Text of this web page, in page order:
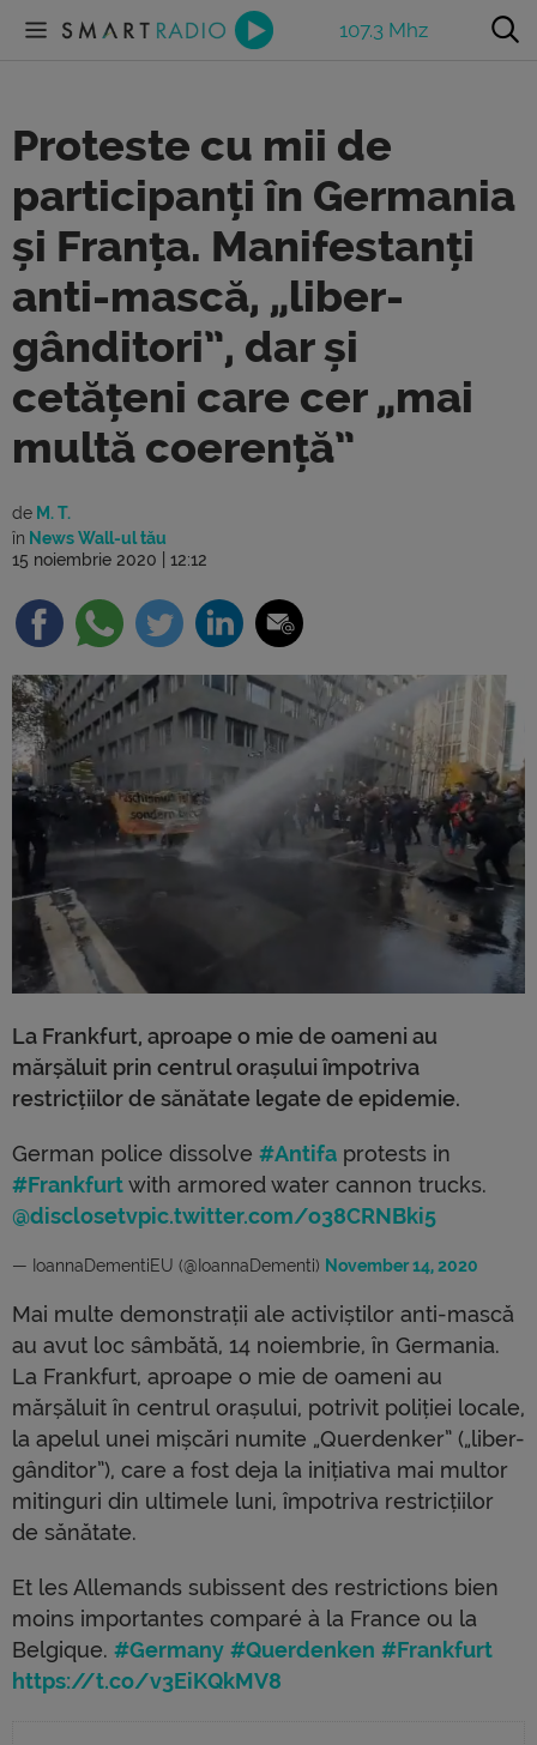
107.3 Mhz
Proteste cu mii de
participanți în Germania
și Franța. Manifestanți
anti-mască, „liber-
gânditori”, dar și
cetățeni care cer „mai
multă coerență”
de M. T.
în News Wall-ul tău
15 noiembrie 2020 | 12:12
La Frankfurt, aproape o mie de oameni au
mărșăluit prin centrul orașului împotriva
restricțiilor de sănătate legate de epidemie.
German police dissolve #Antifa protests in
#Frankfurtwith armored water cannon trucks.
@disclosetvpic.twitter.com/o38CRNBki5
— IoannaDementiEU (@IoannaDementi) November 14, 2020
Mai multe demonstrații ale activiștilor anti-mască
au avut loc sâmbătă, 14 noiembrie, în Germania.
La Frankfurt, aproape o mie de oameni au
mărșăluit în centrul orașului, potrivit poliției locale,
la apelul unei mișcări numite „Querdenker” („liber-
gânditor”), care a fost deja la inițiativa mai multor
mitinguri din ultimele luni, împotriva restricțiilor
de sănătate.
Et les Allemands subissent des restrictions bien
moins importantes comparé à la France ou la
Belgique. #Germany #Querdenken #Frankfurt
https://t.co/v3EiKQkMV8